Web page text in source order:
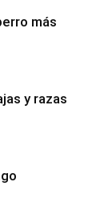
más
y razas